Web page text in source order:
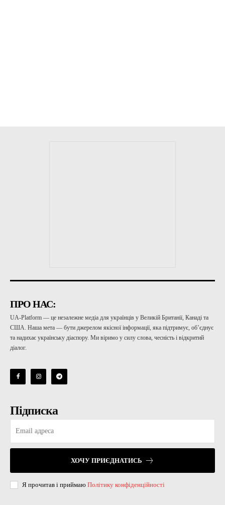
ПРО НАС:
UA-Platform — це незалежне медіа для українців у Великій Британії, Канаді та
США. Наша мета — бути джерелом якісної інформації, яка підтримує, об’єднує
та надихає українську діаспору. Ми віримо у силу слова, чесність і відкритий
діалог.
Підписка
ХОЧУ ПРИЄДНАТИСЬ
Я прочитав і приймаю Політику конфіденційності